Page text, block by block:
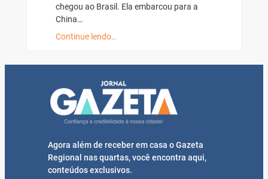
chegou ao Brasil. Ela embarcou para a
China…
Continue lendo…
Agora além de receber em casa o Gazeta
Regional nas quartas, você encontra aqui,
conteúdos exclusivos.